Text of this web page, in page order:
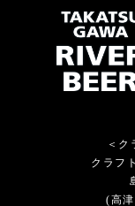
＜ク
クラフ
(高